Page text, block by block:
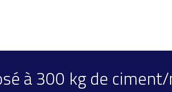
à 300 kg de